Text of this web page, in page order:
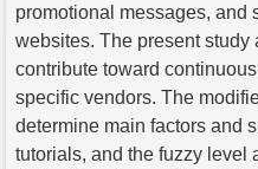
promotional messages, and
websites. The present study
contribute toward
specific vendors. The
determine main factors and
tutorials, and the fuzzy level